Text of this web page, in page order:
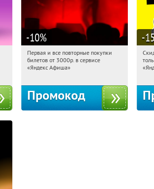
-10%
15:20:47 Получили:
Россия
Первая и все повторные покупки
билетов от 3000р. в сервисе
«Яндекс Афиша»
Промокод
-